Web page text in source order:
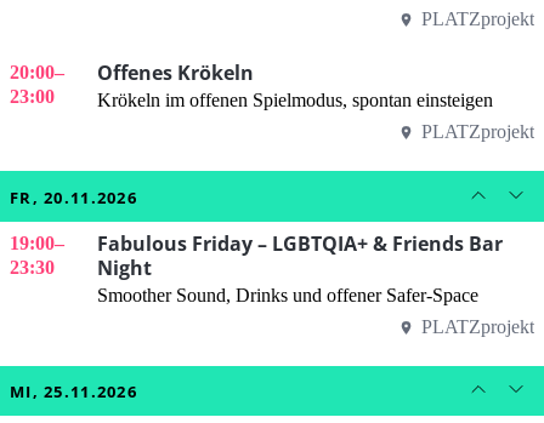
PLATZprojekt
20:00–
23:00
Offenes Krökeln
Krökeln im offenen Spielmodus, spontan einsteigen
PLATZprojekt
FR, 20.11.2026
19:00–
23:30
Fabulous Friday – LGBTQIA+ & Friends Bar
Night
Smoother Sound, Drinks und offener Safer-Space
PLATZprojekt
MI, 25.11.2026